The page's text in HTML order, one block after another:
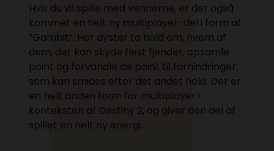
Hvis du vil spille med vennerne, er der også
kommet en helt ny multiplayer-del i form af
“Gambit”. Her dyster to hold om, hvem af
dem, der kan skyde flest fjender, opsamle
point og forvandle de point til forhindringer,
som kan smides efter det andet hold. Det er
en helt anden form for multiplayer i
konteksten af Destiny 2, og giver den del af
spillet en helt ny energi.